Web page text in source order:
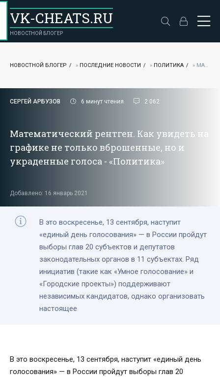
VK-CHEATS.RU
НОВОСТНОЙ БЛОГЕР
НОВОСТНОЙ БЛОГЕР » ПОСЛЕДНИЕ НОВОСТИ » ПОЛИТИКА » МАТЕМАТИЧЕСКИЙ РЕНТГЕН. КАК УВИДЕТЬ НА ГРАФИКЕ НЕ ТОЛЬКО ВБРОШЕННЫЕ, НО И УКРАДЕННЫЕ ГОЛОСА - «
СЕРГЕЙ АРБУЗОВ 6 минут чтения 2 062
Математический рентген. Как увидеть на
графике не только вброшенные, но и
украденные голоса - «Политика»
Добавлено: 16 январь 2021
В это воскресенье, 13 сентября, наступит
«единый день голосования» — в России пройдут
выборы глав 20 субъектов и депутатов
законодательных органов в 11 субъектах. Ряд
инициатив (такие как «Умное голосование» и
«Городские проекты») поддерживают
независимых кандидатов, однако организовать
настоящее
В это воскресенье, 13 сентября, наступит «единый день
голосования» — в России пройдут выборы глав 20